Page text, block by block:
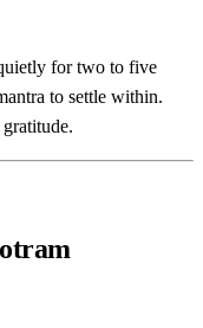
for two to five
to settle within.